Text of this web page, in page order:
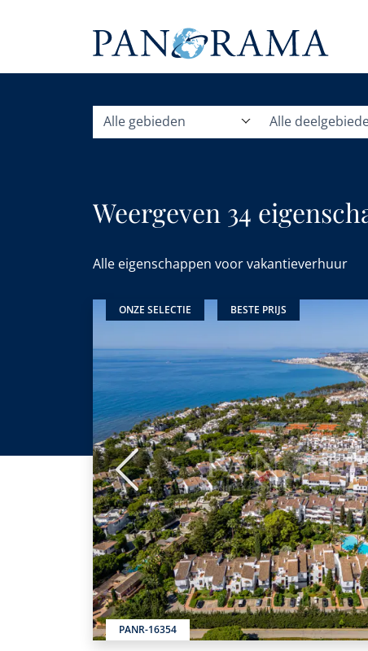
Alle gebieden Alle
Weergeven 34
Alle eigenschappen voor vakantieverhuur
ONZE SELECTIE BESTE PRIJS
PANR-16354
Vorige